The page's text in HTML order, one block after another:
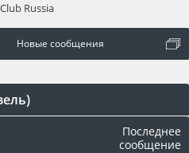
Новые сообщения
Последнее
сообщение
Russia
оват